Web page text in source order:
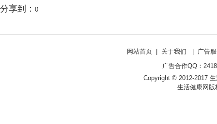
分享到： 0
网站首页| 关于我们
广告
广告合作QQ：
Copyright © 2012-2017
生活健康网